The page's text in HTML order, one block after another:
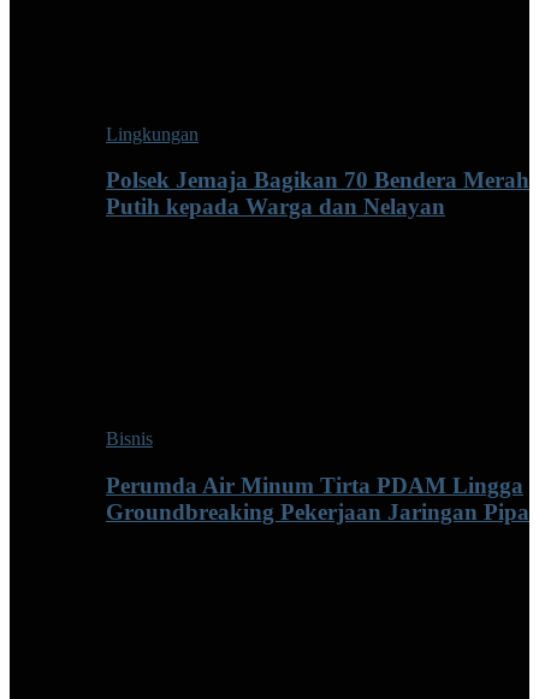
Lingkungan
Polsek Jemaja Bagikan 70 Bendera Merah
Putih kepada Warga dan Nelayan
Bisnis
Perumda Air Minum Tirta PDAM Lingga
Groundbreaking Pekerjaan Jaringan Pipa